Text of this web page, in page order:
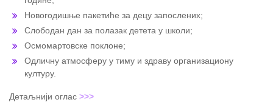
Новогодишње пакетиће за децу запослених;
Слободан дан за полазак детета у школи;
Осмомартовске поклоне;
Одличну атмосферу у тиму и здраву организациону
културу.
Детаљнији оглас >>>